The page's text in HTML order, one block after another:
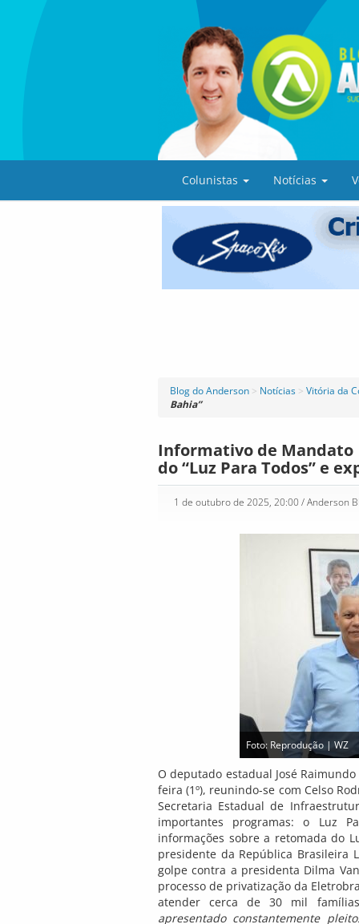
Colunistas Notícias
Blog do Anderson > Notícias > Vitória da
Bahia”
Informativo de Mandato
do “Luz Para Todos” e
1 de outubro de 2025, 20:00/ Anderson
Foto: Reprodução | WZ
O deputado estadual José
feira (1º), reunindo-se com Celso
Secretaria Estadual de
importantes programas: o Luz
informações sobre a retomada do
presidente da República Brasileira
golpe contra a presidenta Dilma
processo de privatização da
atender cerca de 30 mil
apresentado constantemente